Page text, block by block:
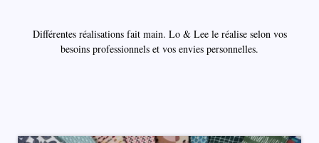
Différentes réalisations fait main. Lo & Lee le réalise selon vos
besoins professionnels et vos envies personnelles.